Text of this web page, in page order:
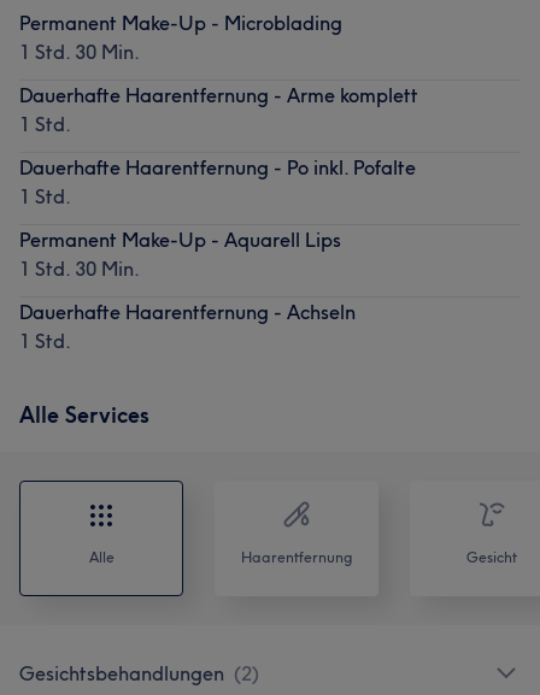
Permanent Make-Up - Microblading
1 Std. 30 Min.
Dauerhafte Haarentfernung - Arme komplett
1 Std.
Dauerhafte Haarentfernung - Po inkl. Pofalte
1 Std.
Permanent Make-Up - Aquarell Lips
1 Std. 30 Min.
Dauerhafte Haarentfernung - Achseln
1 Std.
Alle Services
Alle Haarentfernung Gesicht
Gesichtsbehandlungen (2)